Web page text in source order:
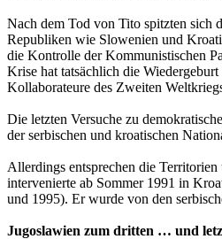
Nach dem Tod von Tito spitzten sich
Republiken wie Slowenien und
die Kontrolle der Kommunistischen
Krise hat tatsächlich die
Kollaborateure des Zweiten
Die letzten Versuche zu
der serbischen und kroatischen
Allerdings entsprechen die
intervenierte ab Sommer 1991 in
und 1995). Er wurde von den
Jugoslawien zum dritten … und